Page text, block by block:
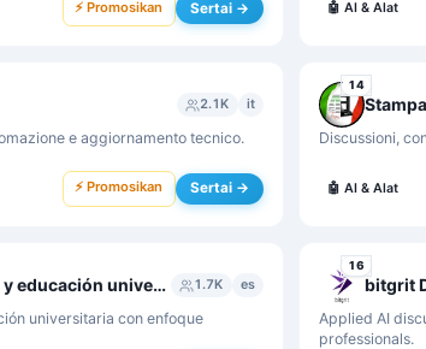
⚡ Promosikan Sertai → 🤖 AI & Alat
2.1K it
e aggiornamento tecnico.
⚡ Promosikan Sertai →
14
Discussioni,
🤖 AI & Alat
ChatGPT: Aplicaciones en investigación y educación universitaria 1.7K es
universitaria con enfoque
16
bitgrit
Applied AI
professionals.